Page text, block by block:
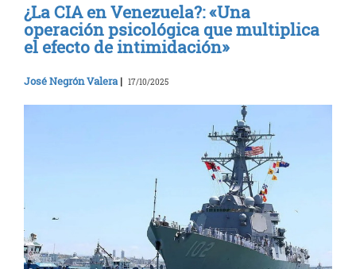
¿La CIA en Venezuela?: «Una
operación psicológica que multiplica
el efecto de intimidación»
José Negrón Valera | 17/10/2025